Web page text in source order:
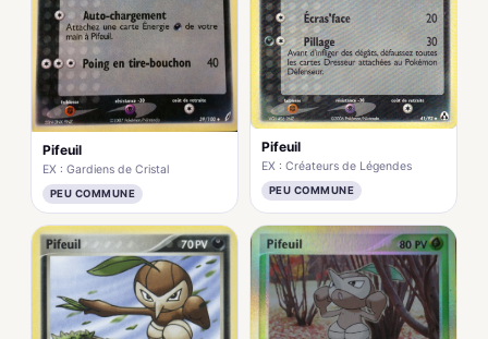
Pifeuil
EX : Gardiens de Cristal
PEU COMMUNE
Pifeuil
EX : Créateurs de Légendes
PEU COMMUNE